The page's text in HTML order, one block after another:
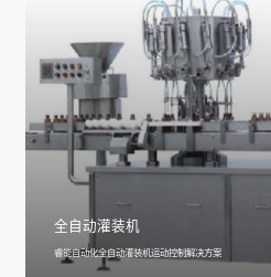
全自动灌装机
睿能自动化全自动灌装机运动控制解决方案